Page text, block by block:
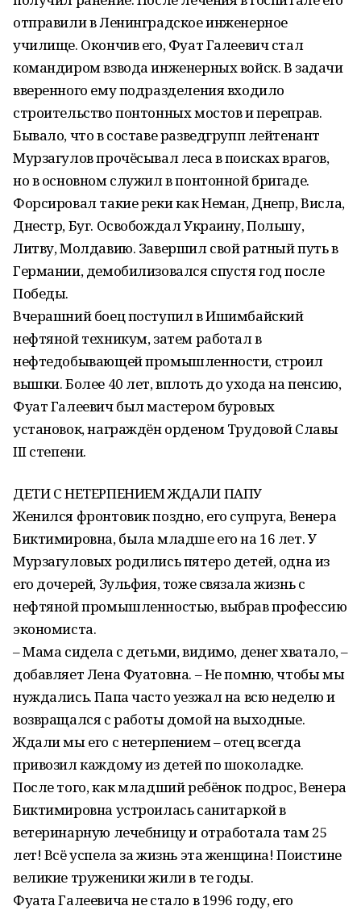
отправили в Ленинградское инженерное
училище. Окончив его, Фуат Галеевич стал
командиром взвода инженерных войск. В задачи
вверенного ему подразделения входило
строительство понтонных мостов и переправ.
Бывало, что в составе разведгрупп лейтенант
Мурзагулов прочёсывал леса в поисках врагов,
но в основном служил в понтонной бригаде.
Форсировал такие реки как Неман, Днепр, Висла,
Днестр, Буг. Освобождал Украину, Польшу,
Литву, Молдавию. Завершил свой ратный путь в
Германии, демобилизовался спустя год после
Победы.
Вчерашний боец поступил в Ишимбайский
нефтяной техникум, затем работал в
нефтедобывающей промышленности, строил
вышки. Более 40 лет, вплоть до ухода на пенсию,
Фуат Галеевич был мастером буровых
установок, награждён орденом Трудовой Славы
III степени.
ДЕТИ С НЕТЕРПЕНИЕМ ЖДАЛИ ПАПУ
Женился фронтовик поздно, его супруга, Венера
Биктимировна, была младше его на 16 лет. У
Мурзагуловых родились пятеро детей, одна из
его дочерей, Зульфия, тоже связала жизнь с
нефтяной промышленностью, выбрав профессию
экономиста.
– Мама сидела с детьми, видимо, денег хватало, –
добавляет Лена Фуатовна. – Не помню, чтобы мы
нуждались. Папа часто уезжал на всю неделю и
возвращался с работы домой на выходные.
Ждали мы его с нетерпением – отец всегда
привозил каждому из детей по шоколадке.
После того, как младший ребёнок подрос, Венера
Биктимировна устроилась санитаркой в
ветеринарную лечебницу и отработала там 25
лет! Всё успела за жизнь эта женщина! Поистине
великие труженики жили в те годы.
Фуата Галеевича не стало в 1996 году, его